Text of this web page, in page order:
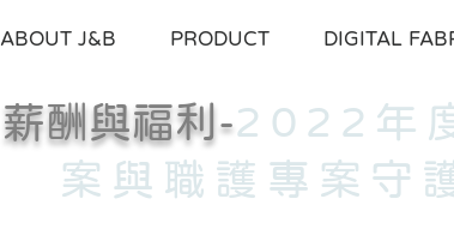
ABOUT J&B PRODUCT DIGITAL
薪酬與福利-2022年
案與職護專案守